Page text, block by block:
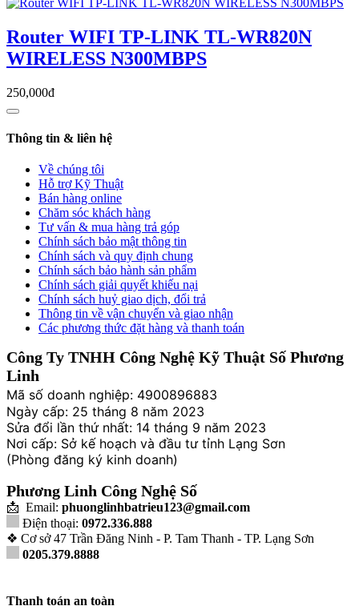
Router WIFI TP-LINK TL-WR820N
WIRELESS N300MBPS
250,000đ
Thông tin & liên hệ
Về chúng tôi
Hỗ trợ Kỹ Thuật
Bán hàng online
Chăm sóc khách hàng
Tư vấn & mua hàng trả góp
Chính sách bảo mật thông tin
Chính sách và quy định chung
Chính sách bảo hành sản phẩm
Chính sách giải quyết khiếu nại
Chính sách huỷ giao dịch, đổi trả
Thông tin về vận chuyển và giao nhận
Các phương thức đặt hàng và thanh toán
Công Ty TNHH Công Nghệ Kỹ Thuật Số Phương
Linh
Mã số doanh nghiệp: 4900896883
Ngày cấp: 25 tháng 8 năm 2023
Sửa đổi lần thứ nhất: 14 tháng 9 năm 2023
Nơi cấp: Sở kế hoạch và đầu tư tỉnh Lạng Sơn
(Phòng đăng ký kinh doanh)
Phương Linh Công Nghệ Số
📩 Email: phuonglinhbatrieu123@gmail.com
Điện thoại: 0972.336.888
❖ Cơ sở 47 Trần Đăng Ninh - P. Tam Thanh - TP. Lạng Sơn
0205.379.8888
Thanh toán an toàn